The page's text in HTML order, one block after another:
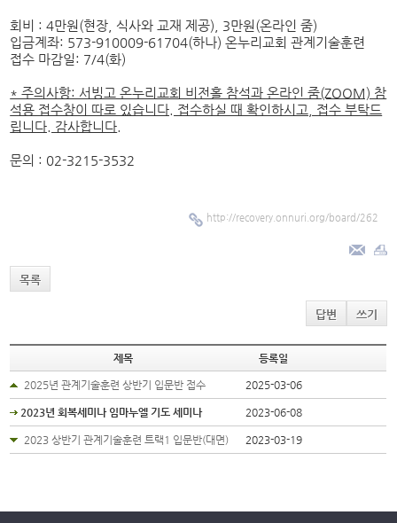
회비 : 4만원(현장, 식사와 교재 제공), 3만원(온라인 줌)
입금계좌: 573-910009-61704(하나) 온누리교회 관계기술훈련
접수 마감일: 7/4(화)
* 주의사항: 서빙고 온누리교회 비전홀 참석과 온라인 줌(ZOOM)​ 참
석용 접수창이 따로 있습니다. 접수하실 때 확인하시고, 접수 부탁드
립니다. 감사합니다
문의 : 02-3215-3532
http://recovery.onnuri.org/board/262
목록
답변 쓰기
제목 등록일
2025년 관계기술훈련 상반기 입문반 접수 2025-03-06
2023년 회복세미나 임마누엘 기도 세미나 2023-06-08
2023 상반기 관계기술훈련 트랙1 입문반(대면) 2023-03-19